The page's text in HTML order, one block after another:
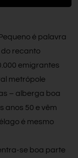
é palavra
recanto
emigrantes
metrópole
– alberga boa
anos 50 e vêm
é mesmo
se boa parte